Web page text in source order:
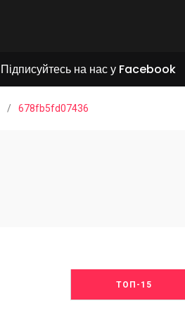
Підписуйтесь на нас у Facebook
/ 678fb5fd07436
ТОП-15